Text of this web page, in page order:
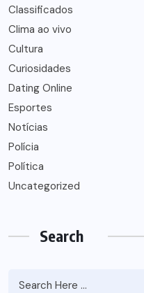
Classificados
Clima ao vivo
Cultura
Curiosidades
Dating Online
Esportes
Notícias
Polícia
Política
Uncategorized
Search